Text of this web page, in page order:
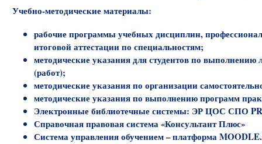
Учебно-методические материалы:
рабочие программы учебных дисциплин,
итоговой аттестации по специальностям;
методические указания для студентов по
(работ);
методические указания по организации
методические указания по выполнению программ
Электронные библиотечные системы: ЭР ЦОС СПО
Справочная правовая система «Консультант Плюс»
Система управления обучением – платформа MOODLE.